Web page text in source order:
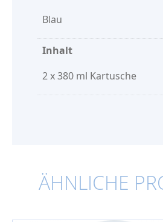
Blau
Inhalt
2 x 380 ml Kartusche
ÄHNLICHE